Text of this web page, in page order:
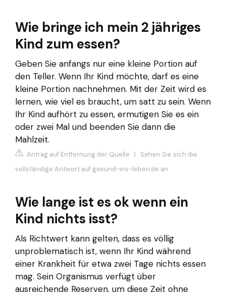
Wie bringe ich mein 2 jähriges
Kind zum essen?
Geben Sie anfangs nur eine kleine Portion auf
den Teller. Wenn Ihr Kind möchte, darf es eine
kleine Portion nachnehmen. Mit der Zeit wird es
lernen, wie viel es braucht, um satt zu sein. Wenn
Ihr Kind aufhört zu essen, ermutigen Sie es ein
oder zwei Mal und beenden Sie dann die
Mahlzeit.
Antrag auf Entfernung der Quelle | Sehen Sie sich die
vollständige Antwort auf gesund-ins-leben.de an
Wie lange ist es ok wenn ein
Kind nichts isst?
Als Richtwert kann gelten, dass es völlig
unproblematisch ist, wenn Ihr Kind während
einer Krankheit für etwa zwei Tage nichts essen
mag. Sein Organismus verfügt über
ausreichende Reserven, um diese Zeit ohne